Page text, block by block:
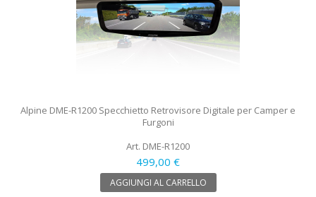
Alpine DME-R1200 Specchietto Retrovisore Digitale per Camper e
Furgoni
Art. DME-R1200
499,00 €
AGGIUNGI AL CARRELLO